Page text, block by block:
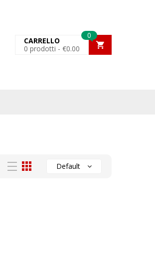
0
CARRELLO
0 prodotti - €0.00
Default